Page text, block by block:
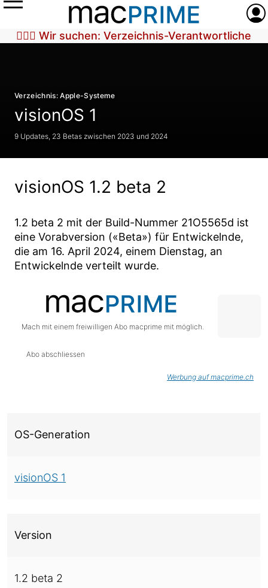
Menü
🕵🏼‍♀️ Wir suchen: Verzeichnis-Verantwortliche
Verzeichnis: Apple-Systeme
visionOS 1
9 Updates, 23 Betas zwischen 2023 und 2024
visionOS 1.2 beta 2
1.2 beta 2 mit der Build-Nummer 21O5565d ist
eine Vorabversion («Beta») für Entwickelnde,
die am 16. April 2024, einem Dienstag, an
Entwickelnde verteilt wurde.
Mach mit einem freiwilligen Abo macprime mit möglich.
Abo abschliessen
Werbung auf macprime.ch
OS-Generation
visionOS 1
Version
1.2 beta 2